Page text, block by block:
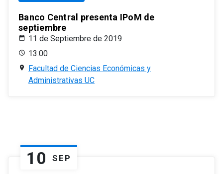
Banco Central presenta IPoM de
septiembre
11 de Septiembre de 2019
13:00
Facultad de Ciencias Económicas y
Administrativas UC
10 SEP